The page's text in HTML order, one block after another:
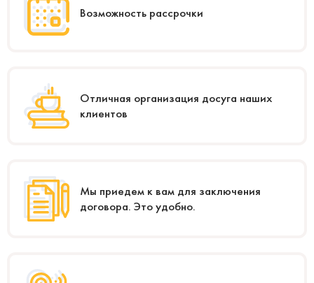
Возможность рассрочки
Отличная организация досуга наших
клиентов
Мы приедем к вам для заключения
договора. Это удобно.